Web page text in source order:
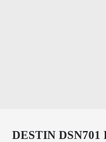
DESTIN